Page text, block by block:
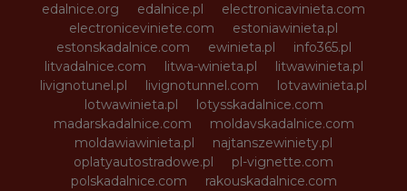
edalnice.org
edalnice.pl
electronicavinieta.com
electroniceviniete.com
estoniawinieta.pl
estonskadalnice.com
ewinieta.pl
info365.pl
litvadalnice.com
litwa-winieta.pl
litwawinieta.pl
livignotunel.pl
livignotunnel.com
lotvawinieta.pl
lotwawinieta.pl
lotysskadalnice.com
madarskadalnice.com
moldavskadalnice.com
moldawiawinieta.pl
najtanszewiniety.pl
oplatyautostradowe.pl
pl-vignette.com
polskadalnice.com
rakouskadalnice.com